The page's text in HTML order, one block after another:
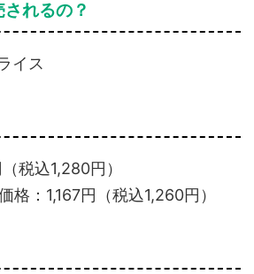
れるの？
イス
税込1,280円）
格：1,167円（税込1,260円）